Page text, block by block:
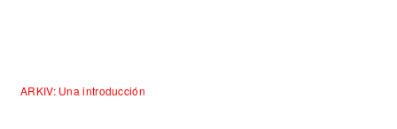
ARKIV: Una introducción